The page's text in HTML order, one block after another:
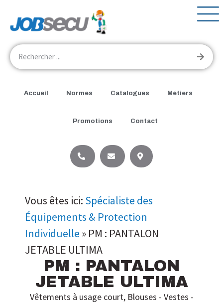
Accueil Normes Catalogues Métiers
Promotions Contact
Vous êtes ici: Spécialiste des
Équipements & Protection
Individuelle » PM : PANTALON
JETABLE ULTIMA
PM : PANTALON
JETABLE ULTIMA
Vêtements à usage court, Blouses - Vestes -